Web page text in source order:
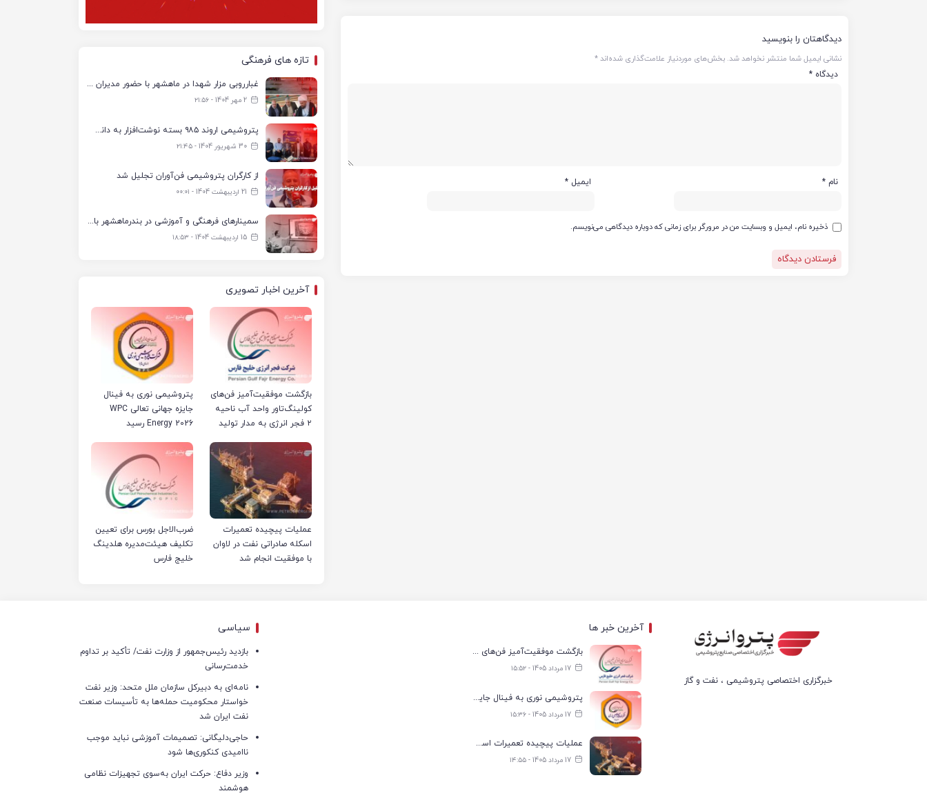
دیدگاهتان را بنویسید
نشانی ایمیل شما منتشر نخواهد شد. بخش‌های موردنیاز علامت‌گذاری شده‌اند*
دیدگاه *
نام * ایمیل *
ذخیره نام، ایمیل و وبسایت من در مرورگر برای زمانی که دوباره دیدگاهی می‌نویسم.
تازه های فرهنگی
غبارروبی مزار شهدا در ماهشهر با حضور مدیران پتروشیمی اروند و مسئولان شهری
2 مهر 1404 - ۲۱:۵۶
پتروشیمی اروند ۹۸۵ بسته نوشت‌افزار به دانش‌آموزان تحت پوشش کمیته امداد بندرماهشهر اهدا کرد
30 شهریور 1404 - ۲۱:۴۵
از کارگران پتروشیمی فن‌آوران تجلیل شد
21 اردیبهشت 1404 - ۰۰:۰۱
سمینارهای فرهنگی و آموزشی در بندرماهشهر با همکاری فرهنگ‌سرای پتروشیمی مارون
15 اردیبهشت 1404 - ۱۸:۵۳
آخرین اخبار تصویری
بازگشت موفقیت‌آمیز فن‌های
کولینگ‌تاور واحد آب ناحیه
۲ فجر انرژی به مدار تولید
پتروشیمی نوری به فینال
جایزه جهانی تعالی WPC
Energy 2026 رسید
عملیات پیچیده تعمیرات
اسکله صادراتی نفت در لاوان
با موفقیت انجام شد
ضرب‌الاجل بورس برای تعیین
تکلیف هیئت‌مدیره هلدینگ
خلیج فارس
خبرگزاری اختصاصی پتروشیمی ، نفت و گاز
آخرین خبر ها
بازگشت موفقیت‌آمیز فن‌های کولینگ‌تاور واحد آب ناحیه ۲ فجر انرژی به مدار تولید
17 مرداد 1405 - ۱۵:۵۲
پتروشیمی نوری به فینال جایزه جهانی تعالی WPC Energy 2026 رسید
17 مرداد 1405 - ۱۵:۳۶
عملیات پیچیده تعمیرات اسکله صادراتی نفت در لاوان با موفقیت انجام شد
17 مرداد 1405 - ۱۴:۵۵
سیاسی
بازدید رئیس‌جمهور از وزارت نفت/ تأکید بر تداوم
خدمت‌رسانی
نامه‌ای به دبیرکل سازمان ملل متحد: وزیر نفت
خواستار محکومیت حمله‌ها به تأسیسات صنعت
نفت ایران شد
حاجی‌دلیگانی: تصمیمات آموزشی نباید موجب
ناامیدی کنکوری‌ها شود
وزیر دفاع: حرکت ایران به‌سوی تجهیزات نظامی
هوشمند